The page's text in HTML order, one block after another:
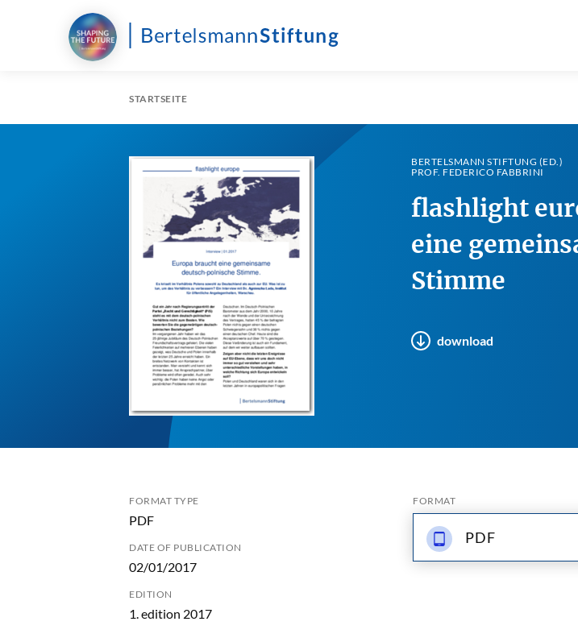
STARTSEITE
BERTELSMANN STIFTUNG (ED.)
PROF. FEDERICO FABBRINI
flashlight
eine
Stimme
download
FORMAT TYPE
PDF
DATE OF PUBLICATION
02/01/2017
EDITION
1. edition 2017
FORMAT
PDF